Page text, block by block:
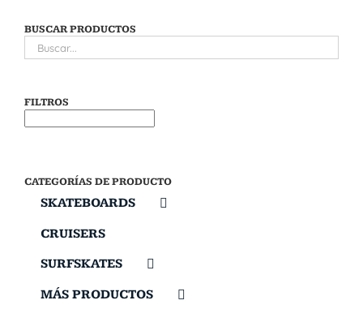
BUSCAR PRODUCTOS
FILTROS
CATEGORÍAS DE PRODUCTO
SKATEBOARDS
CRUISERS
SURFSKATES
MÁS PRODUCTOS